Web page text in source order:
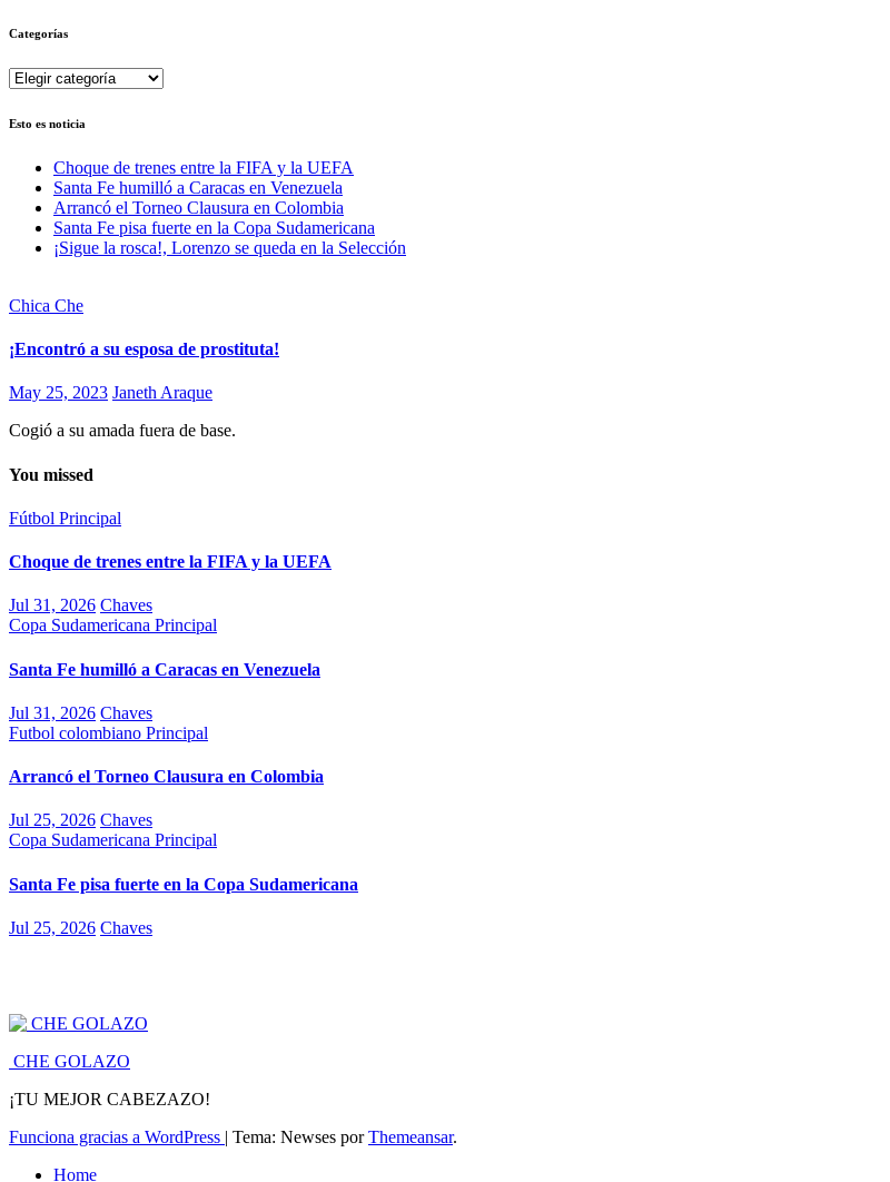
Categorías
Categorías
Esto es noticia
Choque de trenes entre la FIFA y la UEFA
Santa Fe humilló a Caracas en Venezuela
Arrancó el Torneo Clausura en Colombia
Santa Fe pisa fuerte en la Copa Sudamericana
¡Sigue la rosca!, Lorenzo se queda en la Selección
Chica Che
¡Encontró a su esposa de prostituta!
May 25, 2023 Janeth Araque
Cogió a su amada fuera de base.
You missed
Fútbol Principal
Choque de trenes entre la FIFA y la UEFA
Jul 31, 2026 Chaves
Copa Sudamericana Principal
Santa Fe humilló a Caracas en Venezuela
Jul 31, 2026 Chaves
Futbol colombiano Principal
Arrancó el Torneo Clausura en Colombia
Jul 25, 2026 Chaves
Copa Sudamericana Principal
Santa Fe pisa fuerte en la Copa Sudamericana
Jul 25, 2026 Chaves
CHE GOLAZO
¡TU MEJOR CABEZAZO!
Funciona gracias a WordPress | Tema: Newses porThemeansar.
Home